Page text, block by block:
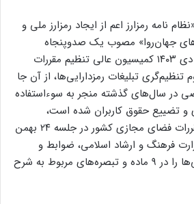
عنایت به مفاد ماده ۶ «نظام نامه رمزارز اعم از ایجاد رمزارز ملی و
جهان‌روا» مصوب یک صدوپنجاه
وهفتمین جلسه مورخ ۱۹ دی ۱۴۰۳ کمیسیون عالی تنظیم مقررات
تبلیغات رمزدارایی‌ها، از آن جا
در سال‌های گذشته منجر به سوءاستفاده
و تضییع حقوق کاربران شده است،
کمیسیون عالی تنظیم مقررات فضای مجازی کشور در جلسه ۲۴ بهمن
وزارت فرهنگ و ارشاد اسلامی، ضوابط و
الزامات تبلیغات رمزدارایی‌ها را در ۹ ماده و تبصره‌های مربوط به شرح